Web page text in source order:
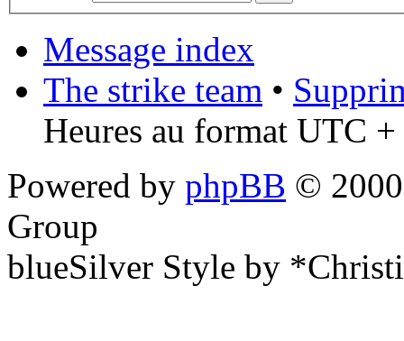
Message index
The strike team •
Heures au format UTC
Powered by phpBB ©
Group
blueSilver Style by